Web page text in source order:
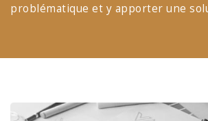
problématique et y apporter une